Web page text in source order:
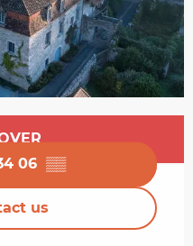
details
06 ▒▒
us